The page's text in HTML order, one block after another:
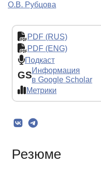
О.В. Рубцова
PDF (RUS)
PDF (ENG)
Подкаст
GSИнформация
в Google Scholar
Метрики
Резюме